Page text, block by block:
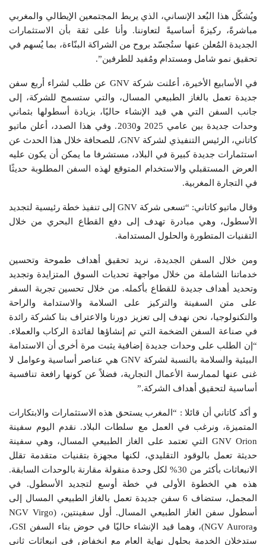
ويُشكّل هذا البُعد الإنساني، الذي يربط المجتمعين الإيطالي والمغربي
مباشرةً، ركيزةً أساسيةً لتعاوننا. وأنا على ثقة بأن الاستثمارات
الجديدة المُعلن عنها ستُجسّد بروح من الشراكة البنّاءة، بما يُسهم في
تحقيق نمو شامل ومستدام ومُفيد للطرفين”.
في الأسابيع الأخيرة، أعلنت شركة GNV عن طلب لشراء أربع سفن
جديدة تعمل بالغاز الطبيعي المسال، والتي ستسمح للشركة، إلى
جانب السفن التي هي قيد الإنشاء حاليًا، بزيادة أسطولها بثماني
وحدات جديدة بين عامي 2025 و2030. وفي هذا الصدد، أعلن ماتيو
كاتاني، الرئيس التنفيذي لشركة GNV، للصحافة خلال هذا الحدث عن
استثمارات جديدة كبيرة في البلاد، مستشرفا ما يمكن أن يكون عليه
العرض المستقبلي والاستخدام المتوقع لهذه السفن المطلوبة حديثًا
في التجارة المغربية.
وقال ماتيو كاتاني: “تسعى شركة GNV إلى تنفيذ خطة رئيسية لتجديد
الأسطول، وهي مبادرة تهدف إلى دفع القطاع البحري من خلال
التقنيات المتطورة والحلول المستدامة.
ومن خلال السفن الجديدة، نريد تحقيق أهداف طموحة وتحسين
خدماتنا الشاملة من خلال مواجهة تحديات السوق المتزايدة وتجديد
وتحديد أهداف جديدة للقطاع بأكمله. من خلال تحسين تجربة السفر
على متن السفينة والتركيز على السلامة والاستدامة والراحة
والتكنولوجيا، نحن نهدف إلى تعزيز دورنا والاعتراف بنا كشركة رائدة
في صناعة السفن الضخمة التي تم إنشاؤها لفائدة الركاب والعملاء.
“إن الطلب على وحدات جديدة إضافية يثبت مرة أخرى أن الاستدامة
البيئية والسلامة بالنسبة لشركة GNV هي عناصر أساسية وعوامل لا
غنى عنها لممارسة الأعمال التجارية، فضلاً عن كونها رافعة تنافسية
أساسية لتحقيق أهداف الشركة.”
و أكد كاتاني أن قائلا : “المغرب يستحق هذه الاستثمارات والابتكارات
المتميزة، ونرغب في العمل مع سلطات البلاد. نقدم اليوم سفينة
GNV Orion التي تعتمد على الغاز الطبيعي المسال، وهي سفينة
حديثة تعمل بالوقود التقليدي، لكنها مجهزة بتقنيات متقدمة تقلل
الانبعاثات بأكثر من 30% لكل وحدة منقولة مقارنة بالوحدات السابقة.
هذه هي الخطوة الأولى في خطة أوسع لتجديد الأسطول. في
المجمل، ستضاف 6 سفن جديدة تعمل بالغاز الطبيعي المسال إلى
أسطول سفن الغاز الطبيعي المسال. أول سفينتين، (NGV Virgo
وNGV Aurora)، وهما قيد الإنشاء حاليًا في حوض بناء السفن GSI،
ستدخلان الخدمة بحلول نهاية العام مع انخفاض في انبعاثات ثاني